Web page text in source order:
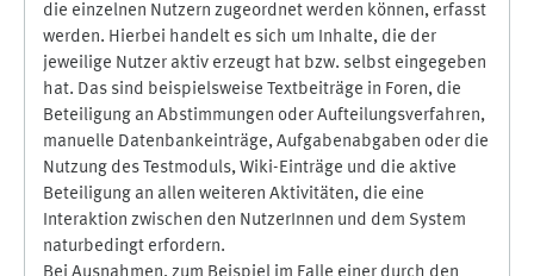
die einzelnen Nutzern zugeordnet werden können, erfasst
werden. Hierbei handelt es sich um Inhalte, die der
jeweilige Nutzer aktiv erzeugt hat bzw. selbst eingegeben
hat. Das sind beispielsweise Textbeiträge in Foren, die
Beteiligung an Abstimmungen oder Aufteilungsverfahren,
manuelle Datenbankeinträge, Aufgabenabgaben oder die
Nutzung des Testmoduls, Wiki-Einträge und die aktive
Beteiligung an allen weiteren Aktivitäten, die eine
Interaktion zwischen den NutzerInnen und dem System
naturbedingt erfordern.